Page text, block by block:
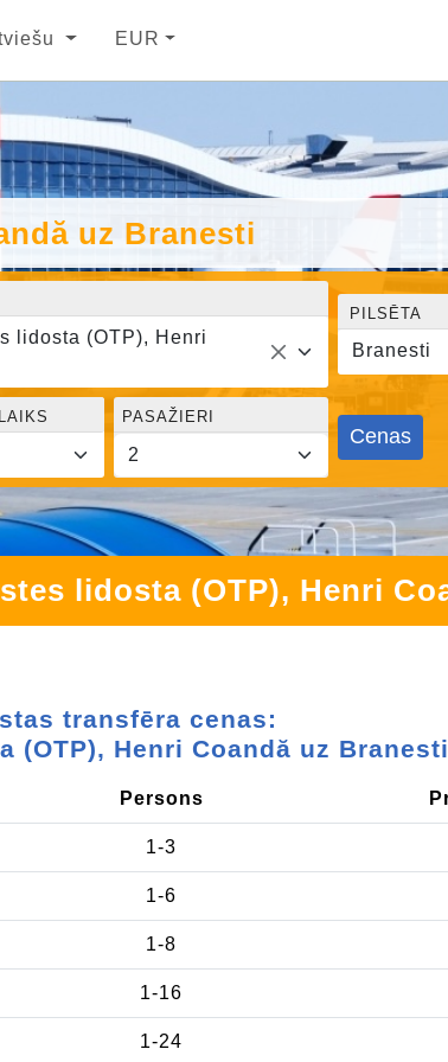
EUR
uz Branesti
lidosta (OTP), Henri
PILSĒTA
Branesti
PASAŽIERI
Cenas
lidosta (OTP), Henri
transfēra cenas:
(OTP), Henri Coandă uz Branesti
Persons
1-3
1-6
1-8
1-16
1-24